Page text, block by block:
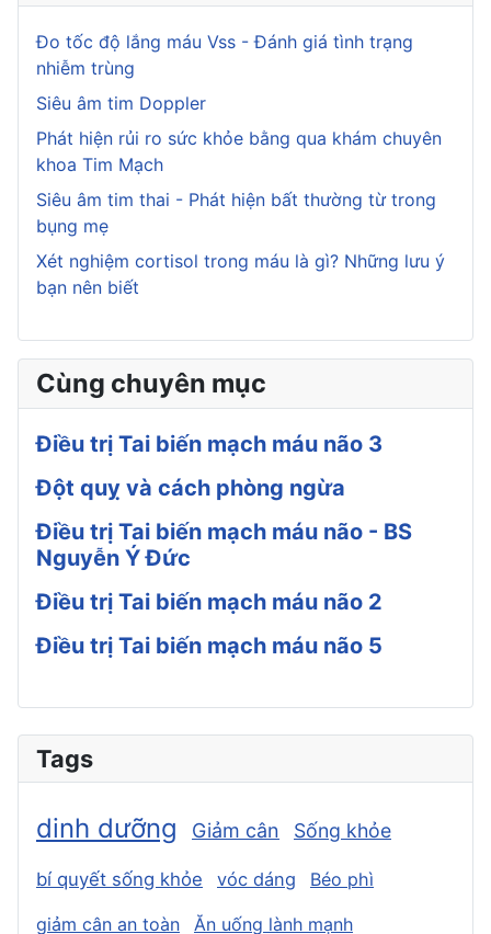
Đo tốc độ lắng máu Vss - Đánh giá tình trạng
nhiễm trùng
Siêu âm tim Doppler
Phát hiện rủi ro sức khỏe bằng qua khám chuyên
khoa Tim Mạch
Siêu âm tim thai - Phát hiện bất thường từ trong
bụng mẹ
Xét nghiệm cortisol trong máu là gì? Những lưu ý
bạn nên biết
Cùng chuyên mục
Điều trị Tai biến mạch máu não 3
Đột quỵ và cách phòng ngừa
Điều trị Tai biến mạch máu não - BS
Nguyễn Ý Đức
Điều trị Tai biến mạch máu não 2
Điều trị Tai biến mạch máu não 5
Tags
dinh dưỡng Giảm cân Sống khỏe
bí quyết sống khỏe vóc dáng Béo phì
giảm cân an toàn Ăn uống lành mạnh